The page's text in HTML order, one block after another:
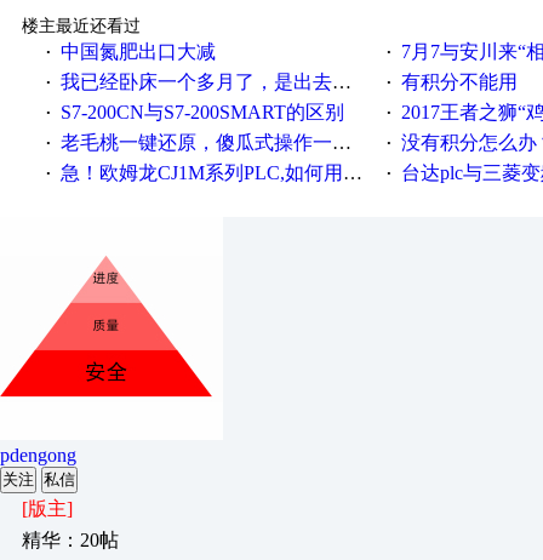
楼主最近还看过
· 中国氮肥出口大减 · 7月7与安川来“
· 我已经卧床一个多月了，是出去安装机械手在高速遭遇车祸所致:大家工作都要特别注意啊 · 有积分不能用
· S7-200CN与S7-200SMART的区别 · 2017王者之狮“鸡”情签到
· 老毛桃一键还原，傻瓜式操作一键轻松备份还原；程序为向导式安装，一键即可实现自动备份或还原系统。 · 没有积分怎么办
· 急！欧姆龙CJ1M系列PLC,如何用时间控制变频器。要求时间在组态王中可以自由输入！拜托各位大神了！ · 台达plc与三菱
pdengong
关注 私信
[版主]
精华：20帖